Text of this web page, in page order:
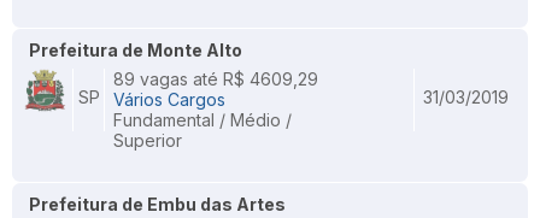
Prefeitura de Monte Alto
SP
89 vagas até R$ 4609,29
Vários Cargos
Fundamental / Médio /
Superior
31/03/2019
Prefeitura de Embu das Artes